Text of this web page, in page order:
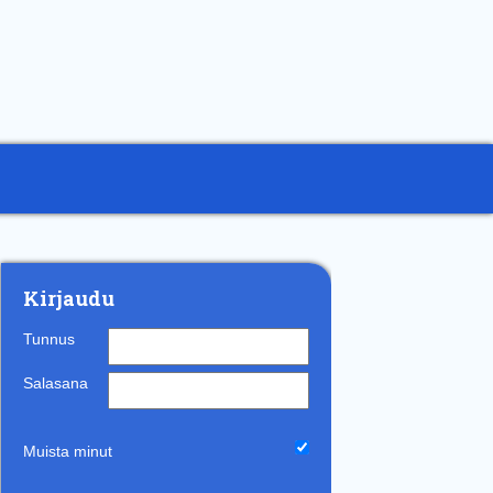
Kirjaudu
Tunnus
Salasana
Muista minut